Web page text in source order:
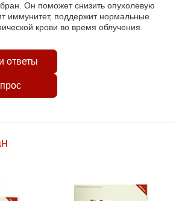
Он поможет снизить опухолевую
иммунитет, поддержит нормальные
крови во время облучения.
ответы